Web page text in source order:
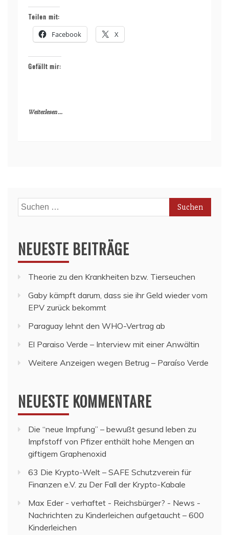
Teilen mit:
Facebook X
Gefällt mir:
Weiterlesen ...
Suchen
nach:
NEUESTE BEITRÄGE
Theorie zu den Krankheiten bzw. Tierseuchen
Gaby kämpft darum, dass sie ihr Geld wieder vom
EPV zurück bekommt
Paraguay lehnt den WHO-Vertrag ab
El Paraiso Verde – Interview mit einer Anwältin
Weitere Anzeigen wegen Betrug – Paraíso Verde
NEUESTE KOMMENTARE
Die “neue Impfung” – bewußt gesund leben zu
Impfstoff von Pfizer enthält hohe Mengen an
giftigem Graphenoxid
63 Die Krypto-Welt – SAFE Schutzverein für
Finanzen e.V. zu Der Fall der Krypto-Kabale
Max Eder - verhaftet - Reichsbürger? - News -
Nachrichten zu Kinderleichen aufgetaucht – 600
Kinderleichen